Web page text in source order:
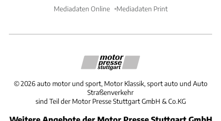
Mediadaten Online Mediadaten Print
©2026 auto motor und sport, Motor Klassik, sport auto und Auto
Straßenverkehr
sind Teil der Motor Presse Stuttgart GmbH & Co.KG
Weitere Angebote der Motor Presse Stuttgart GmbH